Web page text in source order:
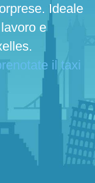
Ideale
e
il taxi